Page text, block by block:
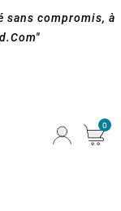
sans compromis, à
0